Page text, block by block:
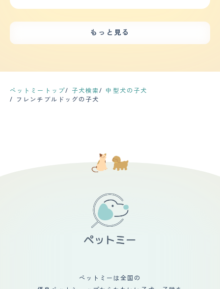
が必要になる際は、出かける前にドッグランやお散歩に連
れていき疲れさせるように工夫しています。愛犬が我が家
はないかと思われます。 【総評】 ブサカワと言われてい
のではと思うとおっしゃっていますが、私もしょっちゅう
そう思うことがあります。 人間っぽいイビキもそのひと
が、し～んとした夜中だと、１階の部屋で寝ているサクラ
ウンテンドッグ、ゴールデンレトリバー、オールドイング
リッシュシープドッグなど大型犬も飼っていましたが、イ
外をお散歩しています。それ以外は一日数回計20分くら
いトイレの為に外へ出ます。 【毛の手入れ・シャンプー
ブル特有のブルドック臭があるので月に2回ほどシャンプ
ーをしていましたが、余計に皮膚が乾燥してフケがでてき
ことにしました。初めての犬でトイレトレーニングやしつ
けをするのに最初の3か月は付きっきりで大変でしたが、
根気よく繰り返すことで覚えてくれました。 フレブル特
た、マイペースで寂しがる事もあまりないようで、遠出し
て家を長時間空けていても、その間はずっと部屋でおとな
しく寝ています。留守中に悪戯をすることもなくとても飼
いやすいです。 気候が良い日には旦那と犬と私でドライ
ブしたり、ドッグカフェやドッグランへ出かけます。出か
けた先でも吠えることが無くおとなしくしているので、我
います。定期的に病院へ通うことはありませんが、皮膚の
ランになっているので、午前、午後１５時ごろ、暑すぎな
い時間の 夕方に自由に遊んでもらっています。気が済ん
けます。ペット用の洋服を着せることと、週２～３お風呂
短毛のためしません。 【総評】 好きところは、存在感と
愛嬌のある顔です。そしてとても賢いです。 出会いは公
れています。 ペットのお世話は簡単ではありませんが、
その子たちがいることでより一層家庭がにぎやかになりま
もっと見る
ペットミートップ 子犬検索
中型犬の子犬
フレンチブルドッグの子犬
ペットミーは全国の